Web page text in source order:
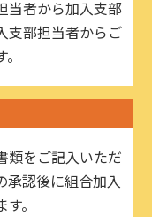
当者から加入支部
支部担当者からご
類をご記入いただ
承認後に組合加入
。